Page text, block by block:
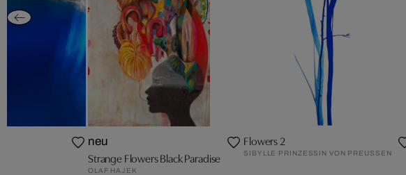
neu
Strange Flowers Black Paradise
OLAF HAJEK
Flowers 2
SIBYLLE PRINZESSIN VON PREUSSEN